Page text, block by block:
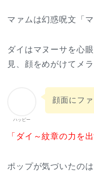
マァムは幻惑呪文「
ダイはマヌーサを心
見、顔をめがけてメラ
ハッピー
顔面にファ
「ダイ～紋章の力を
ポップが気づいたの